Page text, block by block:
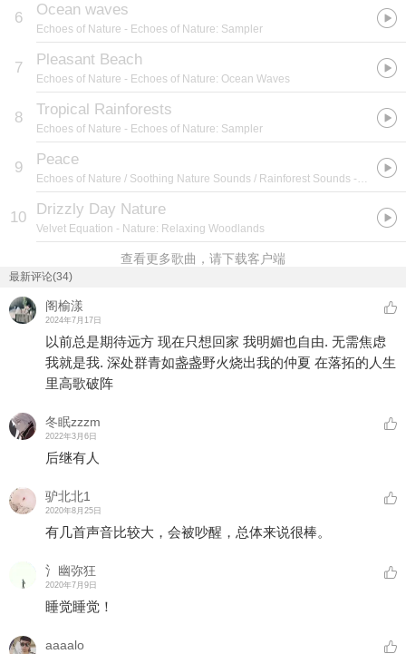
6 Ocean waves
Echoes of Nature - Echoes of Nature: Sampler
7 Pleasant Beach
Echoes of Nature - Echoes of Nature: Ocean Waves
8 Tropical Rainforests
Echoes of Nature - Echoes of Nature: Sampler
9 Peace
Echoes of Nature / Soothing Nature Sounds / Rainforest Sounds - #11 Comforting Summer Rain Sounds
10 Drizzly Day Nature
Velvet Equation - Nature: Relaxing Woodlands
查看更多歌曲，请下载客户端
最新评论(34)
阁榆漾
2024年7月17日
以前总是期待远方 现在只想回家 我明媚也自由. 无需焦虑
我就是我. 深处群青如盏盏野火烧出我的仲夏 在落拓的人生
里高歌破阵
冬眠zzzm
2022年3月6日
后继有人
驴北北1
2020年8月25日
有几首声音比较大，会被吵醒，总体来说很棒。
氵幽弥狂
2020年7月9日
睡觉睡觉！
aaaalo